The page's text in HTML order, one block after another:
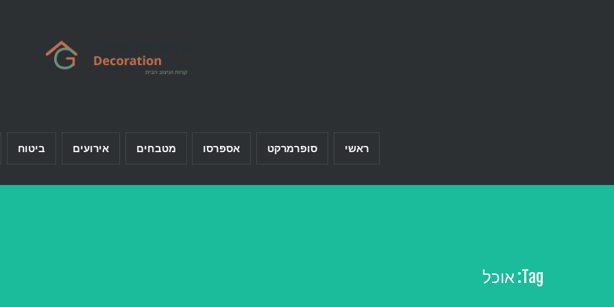
ראשי סופרמרקט אספרסו מטבחים אירועים ביטוח
Tag: אוכל